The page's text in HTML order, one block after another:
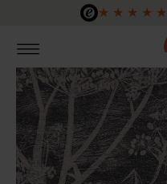
Zum Hauptinhalt springen
★ ★ ★ ★ ★